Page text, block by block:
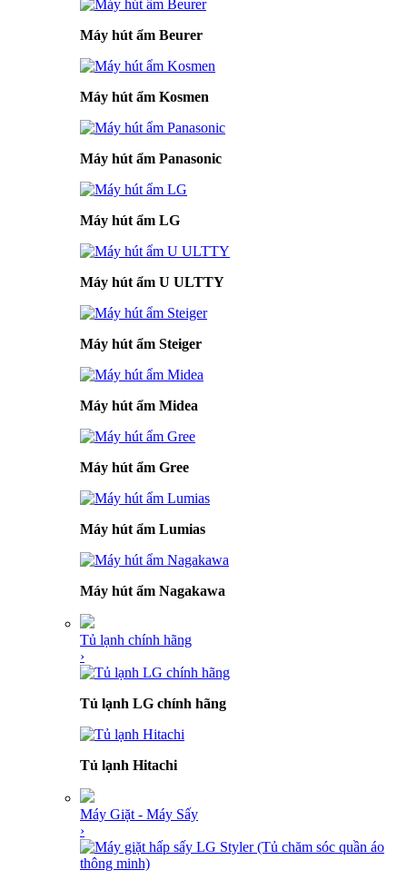
Máy hút ẩm Beurer
Máy hút ẩm Kosmen
Máy hút ẩm Panasonic
Máy hút ẩm LG
Máy hút ẩm U ULTTY
Máy hút ẩm Steiger
Máy hút ẩm Midea
Máy hút ẩm Gree
Máy hút ẩm Lumias
Máy hút ẩm Nagakawa
Tủ lạnh chính hãng
›
Tủ lạnh LG chính hãng
Tủ lạnh Hitachi
Máy Giặt - Máy Sấy
›